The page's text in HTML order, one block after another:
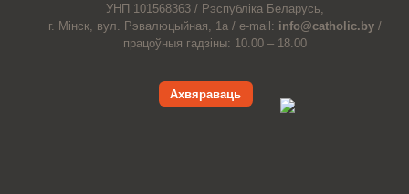
УНП 101568363 / Рэспубліка Беларусь,
г. Мінск, вул. Рэвалюцыйная, 1а / e-mail: info@catholic.by /
працоўныя гадзіны: 10.00 – 18.00
Ахвяраваць